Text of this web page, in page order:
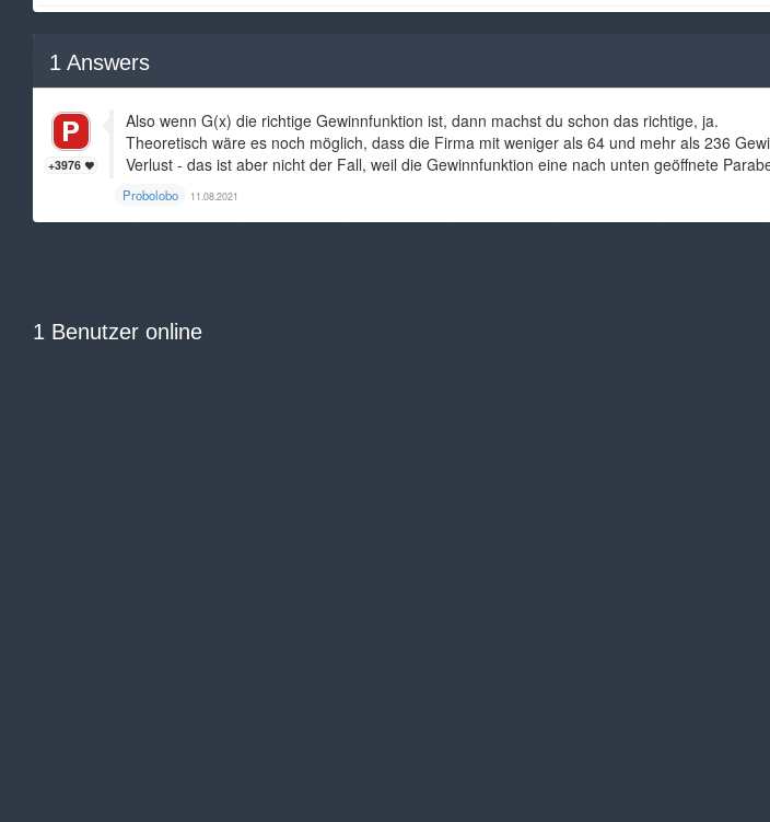
1 Answers
+3976
Also wenn G(x) die richtige Gewinnfunktion ist, dann machst du schon das richtige, ja.
Theoretisch wäre es noch möglich, dass die Firma mit weniger als 64 und mehr als 236
Verlust - das ist aber nicht der Fall, weil die Gewinnfunktion eine nach unten geöffnete
Probolobo 11.08.2021
1 Benutzer online